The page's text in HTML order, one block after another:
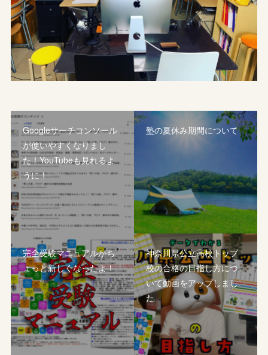
Googleサーチコンソール
が使いやすくなりまし
た！YouTubeも見れるよ
うに！
塾の夏休み期間について
完全受験マニュアルがち
ょっと新しくなったよ！
神奈川県公立高校トップ
校の合格の目指し方につ
いて動画をアップしまし
た